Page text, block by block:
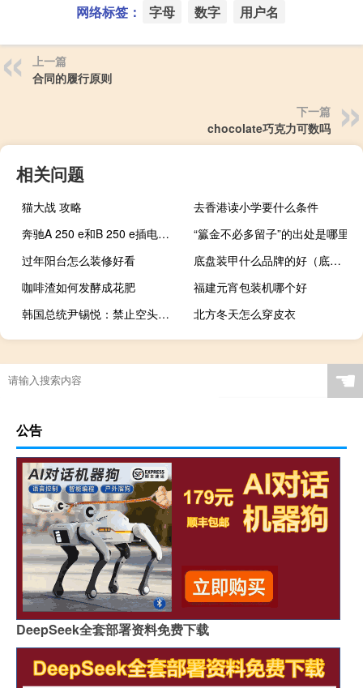
网络标签： 字母 数字 用户名
上一篇
合同的履行原则
下一篇
chocolate巧克力可数吗
相关问题
猫大战 攻略
去香港读小学要什么条件
奔驰A 250 e和B 250 e插电式混合动力车亮相
“籯金不必多留子”的出处是哪里
过年阳台怎么装修好看
底盘装甲什么品牌的好（底盘装甲哪个品牌的好）
咖啡渣如何发酵成花肥
福建元宵包装机哪个好
韩国总统尹锡悦：禁止空头交易是为了防止进一步损失
北方冬天怎么穿皮衣
☚
公告
DeepSeek全套部署资料免费下载